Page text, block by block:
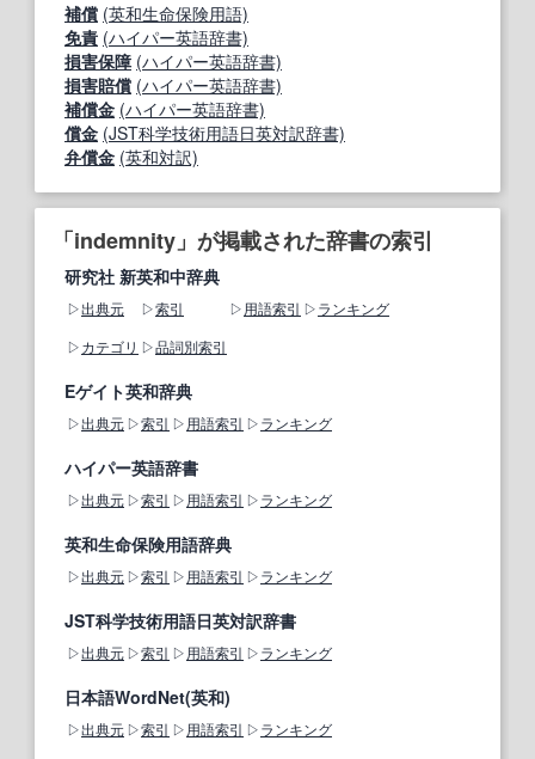
補償 (英和生命保険用語)
免責 (ハイパー英語辞書)
損害保障 (ハイパー英語辞書)
損害賠償 (ハイパー英語辞書)
補償金 (ハイパー英語辞書)
償金 (JST科学技術用語日英対訳辞書)
弁償金 (英和対訳)
「indemnity」が掲載された辞書の索引
研究社 新英和中辞典
出典元 索引 用語索引
ランキング
カテゴリ
品詞別索引
Eゲイト英和辞典
出典元 索引 用語索引 ランキング
ハイパー英語辞書
出典元 索引 用語索引 ランキング
英和生命保険用語辞典
出典元 索引 用語索引 ランキング
JST科学技術用語日英対訳辞書
出典元 索引 用語索引 ランキング
日本語WordNet(英和)
出典元 索引 用語索引 ランキング